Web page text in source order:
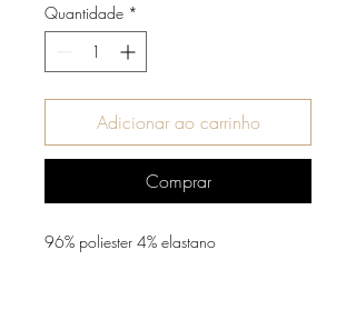
Quantidade *
Adicionar ao carrinho
Comprar
96% poliester 4% elastano